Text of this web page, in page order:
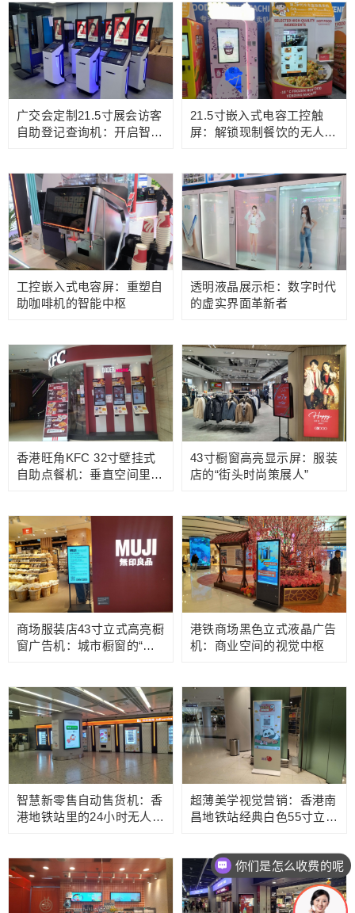
广交会定制21.5寸展会访客
自助登记查询机：开启智慧
21.5寸嵌入式电容工控触
屏：解锁现制餐饮的无人化
工控嵌入式电容屏：重塑自
助咖啡机的智能中枢
透明液晶展示柜：数字时代
的虚实界面革新者
香港旺角KFC 32寸壁挂式
自助点餐机：垂直空间里的
43寸橱窗高亮显示屏：服装
店的“街头时尚策展人”
商场服装店43寸立式高亮橱
窗广告机：城市橱窗的“视
港铁商场黑色立式液晶广告
机：商业空间的视觉中枢
智慧新零售自动售货机：香
港地铁站里的24小时无人服
超薄美学视觉营销：香港南
昌地铁站经典白色55寸立式
现在有优惠活动吗